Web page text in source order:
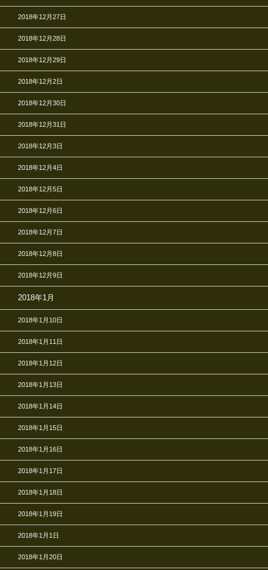
2018年12月27日
2018年12月28日
2018年12月29日
2018年12月2日
2018年12月30日
2018年12月31日
2018年12月3日
2018年12月4日
2018年12月5日
2018年12月6日
2018年12月7日
2018年12月8日
2018年12月9日
2018年1月
2018年1月10日
2018年1月11日
2018年1月12日
2018年1月13日
2018年1月14日
2018年1月15日
2018年1月16日
2018年1月17日
2018年1月18日
2018年1月19日
2018年1月1日
2018年1月20日